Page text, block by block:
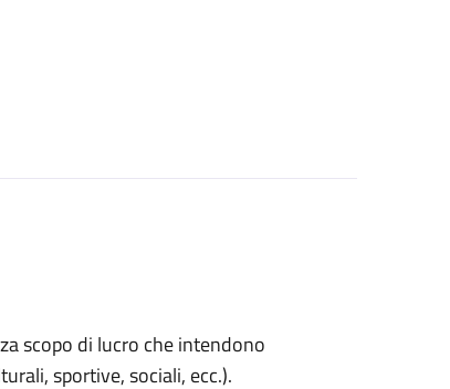
scopo di lucro che intendono
sportive, sociali, ecc.).